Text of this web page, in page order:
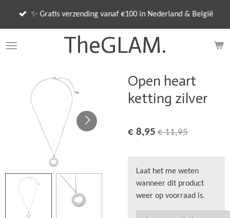
de
TheGLAM.
✨ Gratis verzending vanaf €100 in Nederland & België
Open heart
ketting zilver
€ 8,95 € 11,95
Laat het me weten
wanneer dit product
weer op voorraad is.